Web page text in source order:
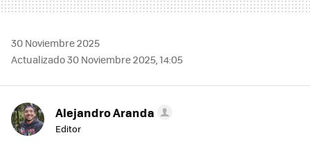
30 Noviembre 2025
Actualizado 30 Noviembre 2025, 14:05
Alejandro Aranda
Editor